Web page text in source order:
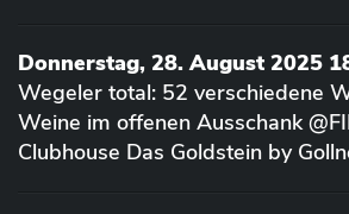
Donnerstag, 28. August 2025
Wegeler total: 52 verschiedene
Weine im offenen Ausschank
Clubhouse Das Goldstein by